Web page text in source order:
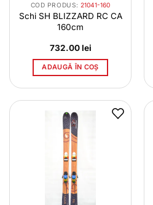
COD PRODUS:21041-160
Schi SH BLIZZARD RC CA
160cm
732.00lei
ADAUGĂ ÎN COȘ